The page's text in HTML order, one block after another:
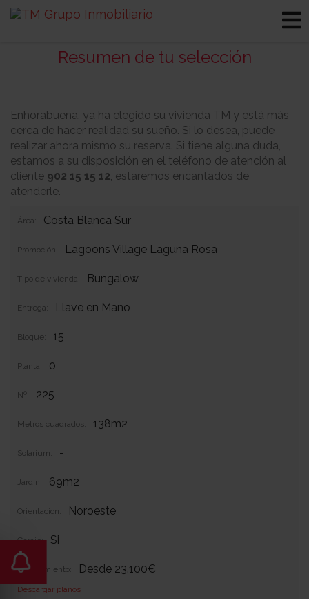
Resumen de tu selección
Enhorabuena, ya ha elegido su vivienda TM y está más
cerca de hacer realidad su sueño. Si lo desea, puede
realizar ahora mismo su reserva. Si tiene alguna duda,
estamos a su disposición en el teléfono de atención al
cliente 902 15 15 12, estaremos encantados de
atenderle.
Área: Costa Blanca Sur
Promoción: Lagoons Village Laguna Rosa
Tipo de vivienda: Bungalow
Entrega: Llave en Mano
Bloque: 15
Planta: 0
Nº: 225
Metros cuadrados: 138m2
Solarium: -
Jardin: 69m2
Orientacion: Noroeste
Garaje: Si
Equipamiento: Desde 23.100€
Descargar planos